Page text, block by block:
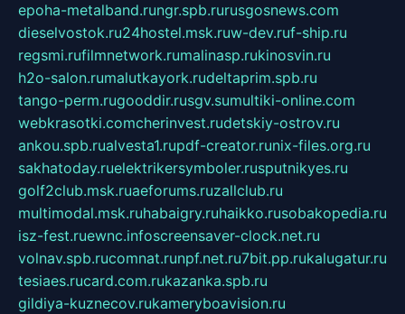
epoha-metalband.rungr.spb.rurusgosnews.com
dieselvostok.ru24hostel.msk.ruw-dev.ruf-ship.ru
regsmi.rufilmnetwork.rumalinasp.rukinosvin.ru
h2o-salon.rumalutkayork.rudeltaprim.spb.ru
tango-perm.rugooddir.rusgv.sumultiki-online.com
webkrasotki.comcherinvest.rudetskiy-ostrov.ru
ankou.spb.rualvesta1.rupdf-creator.runix-files.org.ru
sakhatoday.ruelektrikersymboler.rusputnikyes.ru
golf2club.msk.ruaeforums.ruzallclub.ru
multimodal.msk.ruhabaigry.ruhaikko.rusobakopedia.ru
isz-fest.ruewnc.infoscreensaver-clock.net.ru
volnav.spb.rucomnat.runpf.net.ru7bit.pp.rukalugatur.ru
tesiaes.rucard.com.rukazanka.spb.ru
gildiya-kuznecov.rukameryboavision.ru